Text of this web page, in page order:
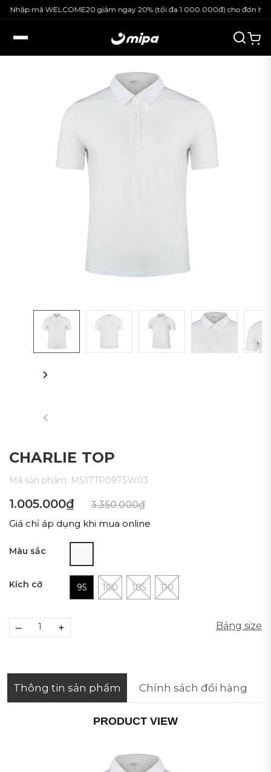
WELCOME20 giảm ngay 20% (tối đa 1.000.000đ) cho đơn hàng nguyên
CHARLIE TOP
Mã sản phẩm: MS17TP097SW03
1.005.000₫
3.350.000₫
Giá chỉ áp dụng khi mua online
Màu sắc
Kích cỡ 95 100 105 110
Bảng size
– +
Thông tin sản phẩm Chính sách đổi hàng
PRODUCT VIEW